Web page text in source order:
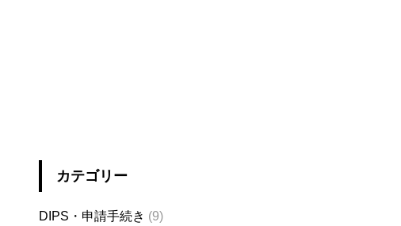
カテゴリー
DIPS・申請手続き (9)